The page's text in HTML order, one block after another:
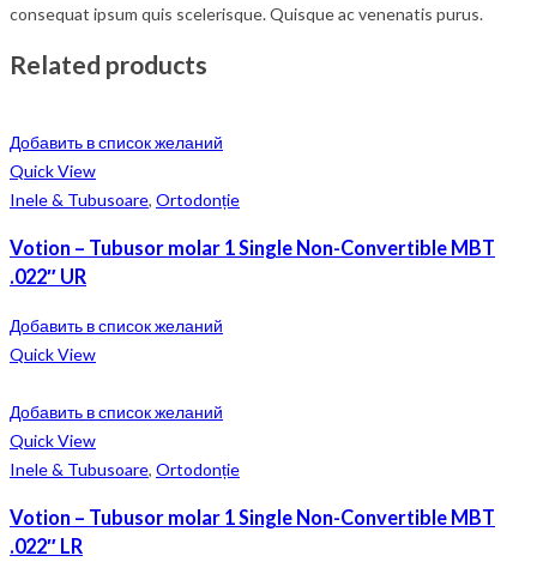
consequat ipsum quis scelerisque. Quisque ac venenatis purus.
Related products
Добавить в список желаний
Quick View
Inele & Tubusoare, Ortodonție
Votion – Tubusor molar 1 Single Non-Convertible MBT
.022″ UR
Добавить в список желаний
Quick View
Добавить в список желаний
Quick View
Inele & Tubusoare, Ortodonție
Votion – Tubusor molar 1 Single Non-Convertible MBT
.022″ LR